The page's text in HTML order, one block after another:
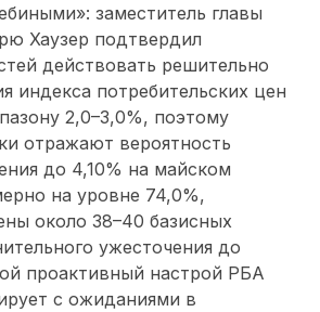
заместитель главы
Хаузер подтвердил
действовать решительно
индекса потребительских цен
2,0–3,0%, поэтому
отражают вероятность
до 4,10% на майском
на уровне 74,0%,
около 38–40 базисных
ужесточения до
проактивный настрой РБА
с ожиданиями в